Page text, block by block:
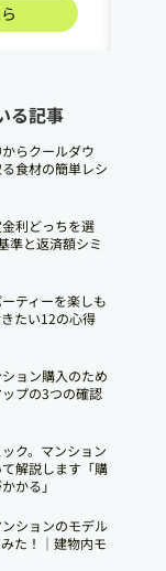
る記事
らクールダウ
食材の簡単レシ
利どっちを選
準と返済額シミ
ティーを楽しも
たい12の心得
ョン購入のため
プの3つの確認
ク。マンション
解説します「購
かる」
ンションのモデル
た！｜建物内モ